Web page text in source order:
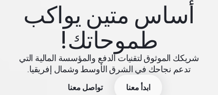
أساس متين يواكب
طموحاتك!
شريكك الموثوق لتقنيات الدفع والمؤسسة المالية التي
تدعم نجاحك في الشرق الأوسط وشمال إفريقيا.
ابدأ معنا تواصل معنا